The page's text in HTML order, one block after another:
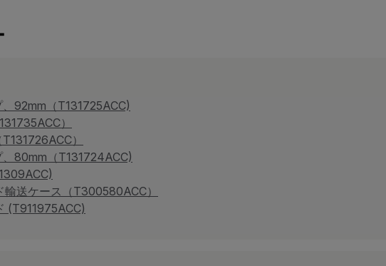
92mm（T131725ACC)
）
）
80mm（T131724ACC)
送ケース（T300580ACC）
(T911975ACC)